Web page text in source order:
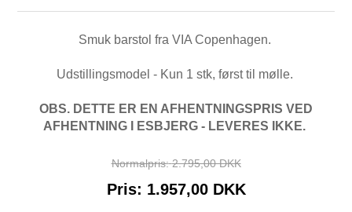
Smuk barstol fra VIA Copenhagen.
Udstillingsmodel - Kun 1 stk, først til mølle.
OBS. DETTE ER EN AFHENTNINGSPRIS VED
AFHENTNING I ESBJERG - LEVERES IKKE.
Normalpris: 2.795,00 DKK
Pris: 1.957,00 DKK